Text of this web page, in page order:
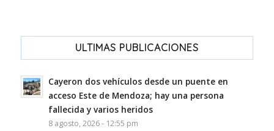
ULTIMAS PUBLICACIONES
Cayeron dos vehículos desde un puente en
acceso Este de Mendoza; hay una persona
fallecida y varios heridos
8 agosto, 2026 - 12:55 pm